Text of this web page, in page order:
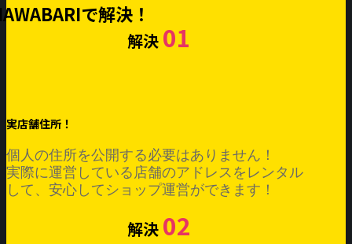
で解決！
解決 01
実店舗住所！
個人の住所を公開する必要はありません！
実際に運営している店舗のアドレスをレンタル
して、安心してショップ運営ができます！
解決 02